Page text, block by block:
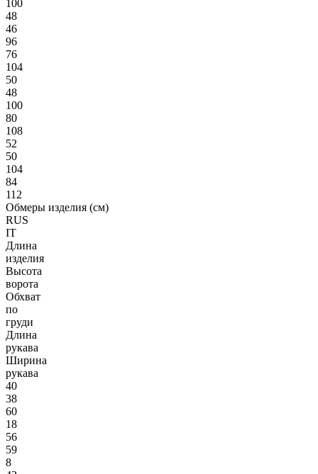
100
48
46
96
76
104
50
48
100
80
108
52
50
104
84
112
Обмеры изделия (см)
RUS
IT
Длина
изделия
Высота
ворота
Обхват
по
груди
Длина
рукава
Ширина
рукава
40
38
60
18
56
59
8